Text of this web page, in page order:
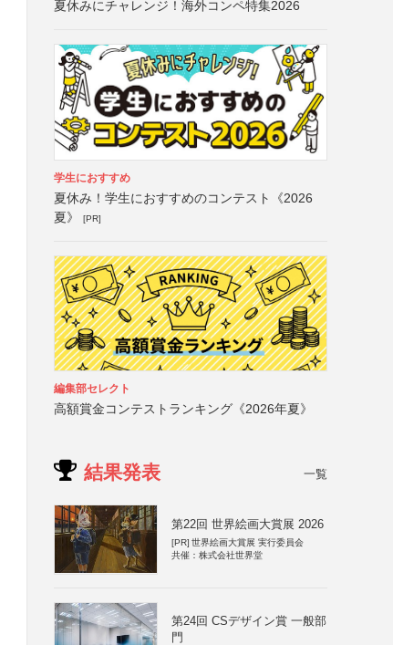
夏休みにチャレンジ！海外コンペ特集2026
学生におすすめ
夏休み！学生におすすめのコンテスト《2026
夏》
[PR]
編集部セレクト
高額賞金コンテストランキング《2026年夏》
結果発表 一覧
第22回 世界絵画大賞展 2026
[PR] 世界絵画大賞展 実行委員会
共催：株式会社世界堂
第24回 CSデザイン賞 一般部
門